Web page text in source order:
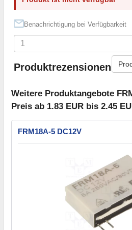
Benachrichtigung bei Verfügbarkeit
Produktrezensionen
Weitere Produktangebote
Preis ab 1.83 EUR bis 2.45
FRM18A-5 DC12V